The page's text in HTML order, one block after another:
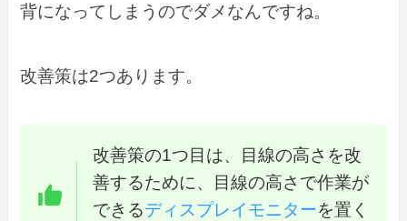
背になってしまうのでダメなんですね。
改善策は2つあります。
改善策の1つ目は、目線の高さを改
善するために、目線の高さで作業が
できるディスプレイモニターを置く